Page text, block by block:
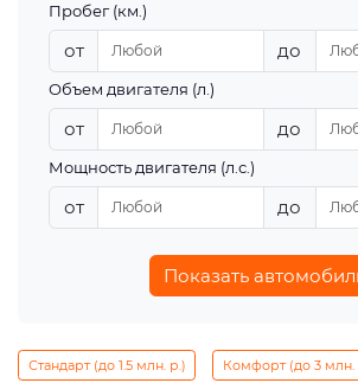
Пробег (км.)
от до
Объем двигателя (л.)
от до
Мощность двигателя (л.с.)
от до
Показать
Стандарт (до 1.5 млн. р.) Комфорт (до 3 млн.